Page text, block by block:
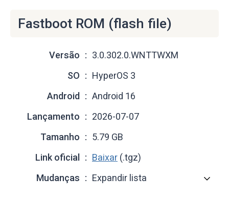
Fastboot ROM (flash file)
Versão
3.0.302.0.WNTTWXM
SO
HyperOS 3
Android
Android 16
Lançamento
2026-07-07
Tamanho
5.79 GB
Link oficial
Baixar (.tgz)
Mudanças
Expandir lista